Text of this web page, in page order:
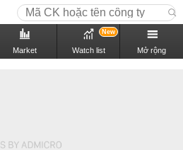
Market Watch list
New
Mở rộng